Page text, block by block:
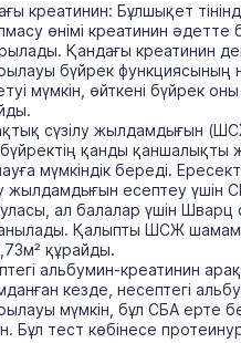
креатинин: Бұлшықет
өнімі креатинин әдетте
Қандағы креатинин
бүйрек функциясының
мүмкін, өйткені бүйрек
сүзілу жылдамдығын
қанды қаншалықты
мүмкіндік береді.
жылдамдығын есептеу үшін
ал балалар үшін Шварц
Қалыпты ШСЖ
құрайды.
альбумин-креатинин
кезде, несептегі
мүмкін, бұл СБА ерте
Бұл тест көбінесе